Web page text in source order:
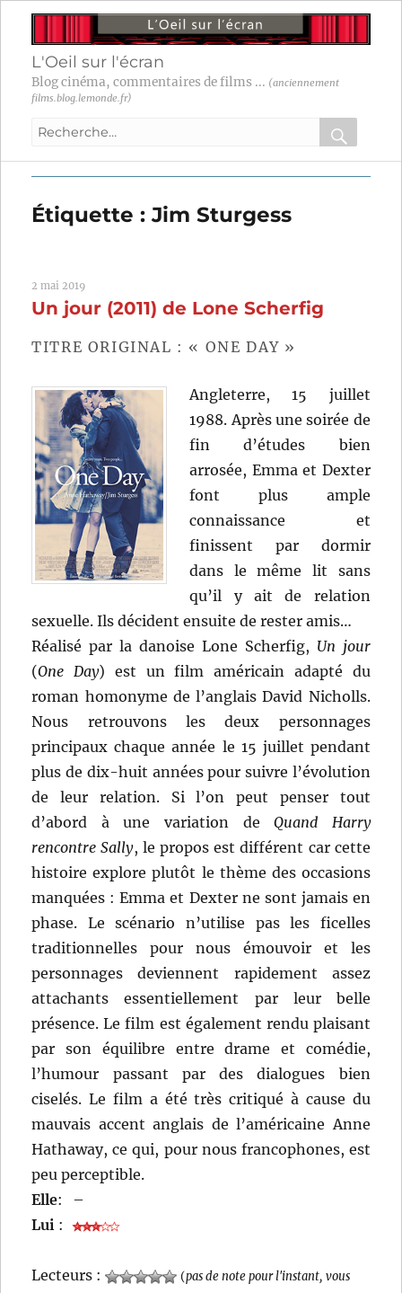
L'Oeil sur l'écran
Blog cinéma, commentaires de films ... (anciennement
films.blog.lemonde.fr)
Recherche
:
OK
Étiquette :Jim Sturgess
2 mai 2019
Un jour (2011) de Lone Scherfig
TITRE ORIGINAL : « ONE DAY »
Angleterre, 15 juillet
1988. Après une soirée de
fin d’études bien
arrosée, Emma et Dexter
font plus ample
connaissance et
finissent par dormir
dans le même lit sans
qu’il y ait de relation
sexuelle. Ils décident ensuite de rester amis…
Réalisé par la danoise Lone Scherfig, Un jour
(One Day) est un film américain adapté du
roman homonyme de l’anglais David Nicholls.
Nous retrouvons les deux personnages
principaux chaque année le 15 juillet pendant
plus de dix-huit années pour suivre l’évolution
de leur relation. Si l’on peut penser tout
d’abord à une variation deQuand Harry
rencontre Sally, le propos est différent car cette
histoire explore plutôt le thème des occasions
manquées : Emma et Dexter ne sont jamais en
phase. Le scénario n’utilise pas les ficelles
traditionnelles pour nous émouvoir et les
personnages deviennent rapidement assez
attachants essentiellement par leur belle
présence. Le film est également rendu plaisant
par son équilibre entre drame et comédie,
l’humour passant par des dialogues bien
ciselés. Le film a été très critiqué à cause du
mauvais accent anglais de l’américaine Anne
Hathaway, ce qui, pour nous francophones, est
peu perceptible.
Elle:
–
Lui :
Lecteurs : (pas de note pour l'instant, vous